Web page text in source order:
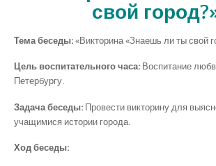
свой
Тема беседы:«Викторина «Знаешь ли ты свой
Цель воспитательного часа: Воспитание
Петербургу.
Задача беседы: Провести викторину для
учащимися истории города.
Ход беседы: